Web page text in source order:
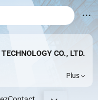
CO., LTD.
Plus